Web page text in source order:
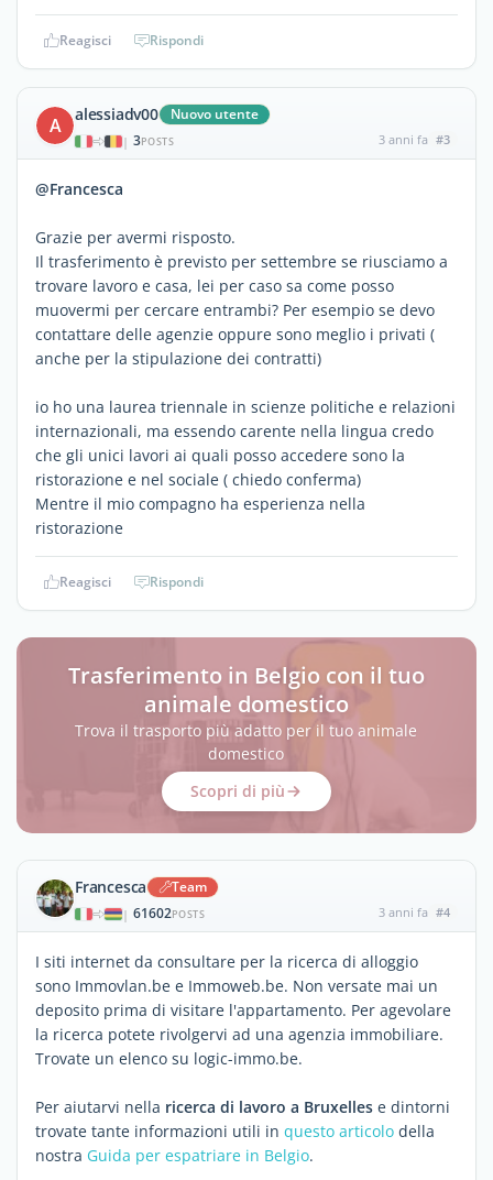
Reagisci Rispondi
A alessiadv00 Nuovo utente
| 3POSTS 3 anni fa #3
@Francesca
Grazie per avermi risposto.
Il trasferimento è previsto per settembre se riusciamo a
trovare lavoro e casa, lei per caso sa come posso
muovermi per cercare entrambi? Per esempio se devo
contattare delle agenzie oppure sono meglio i privati (
anche per la stipulazione dei contratti)
io ho una laurea triennale in scienze politiche e relazioni
internazionali, ma essendo carente nella lingua credo
che gli unici lavori ai quali posso accedere sono la
ristorazione e nel sociale ( chiedo conferma)
Mentre il mio compagno ha esperienza nella
ristorazione
Reagisci Rispondi
Trasferimento in Belgio con il tuo
animale domestico
Trova il trasporto più adatto per il tuo animale
domestico
Scopri di più
Francesca Team
| 61602POSTS 3 anni fa #4
I siti internet da consultare per la ricerca di alloggio
sono Immovlan.be e Immoweb.be. Non versate mai un
deposito prima di visitare l'appartamento. Per agevolare
la ricerca potete rivolgervi ad una agenzia immobiliare.
Trovate un elenco su logic-immo.be.
Per aiutarvi nella ricerca di lavoro a Bruxelles e dintorni
trovate tante informazioni utili in questo articolo della
nostra Guida per espatriare in Belgio.